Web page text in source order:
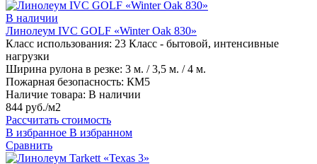
В наличии
Линолеум IVC GOLF «Winter Oak 830»
Класс использования: 23 Класс - бытовой, интенсивные
нагрузки
Ширина рулона в резке: 3 м. / 3,5 м. / 4 м.
Пожарная безопасность: КМ5
Наличие товара: В наличии
844 руб./м2
Рассчитать стоимость
В избранное В избранном
Сравнить